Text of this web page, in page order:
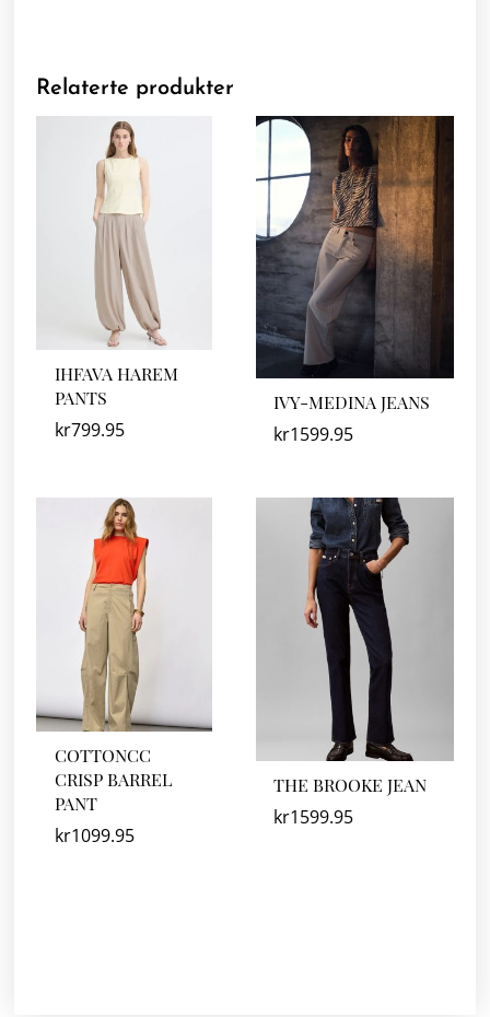
Relaterte produkter
IHFAVA HAREM
PANTS
kr799.95
IVY-MEDINA JEANS
kr1599.95
COTTONCC
CRISP BARREL
PANT
kr1099.95
THE BROOKE JEAN
kr1599.95